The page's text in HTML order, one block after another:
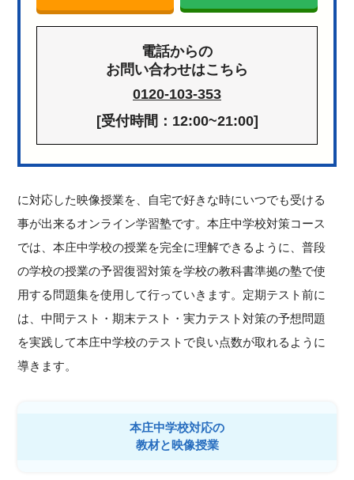
電話からの
お問い合わせはこちら
0120-103-353
[受付時間：12:00~21:00]
に対応した映像授業を、自宅で好きな時にいつでも受ける
事が出来るオンライン学習塾です。本庄中学校対策コース
では、本庄中学校の授業を完全に理解できるように、普段
の学校の授業の予習復習対策を学校の教科書準拠の塾で使
用する問題集を使用して行っていきます。定期テスト前に
は、中間テスト・期末テスト・実力テスト対策の予想問題
を実践して本庄中学校のテストで良い点数が取れるように
導きます。
本庄中学校対応の
教材と映像授業